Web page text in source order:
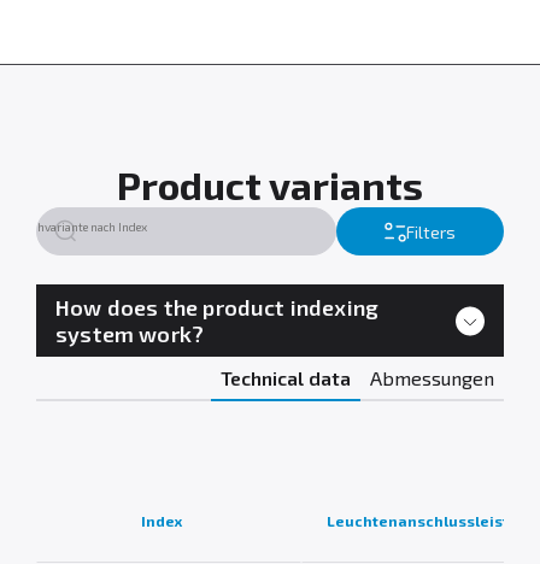
Product variants
Filters
How does the product indexing
system work?
Technical data Abmessungen
Index Leuchtenanschlussleistung